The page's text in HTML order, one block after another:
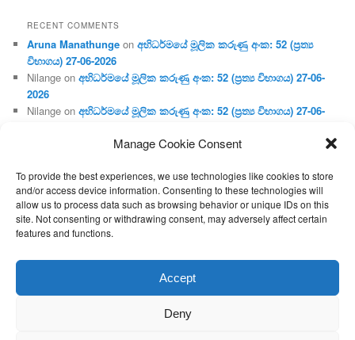
Manage Cookie Consent
To provide the best experiences, we use technologies like cookies to store
and/or access device information. Consenting to these technologies will
allow us to process data such as browsing behavior or unique IDs on this
site. Not consenting or withdrawing consent, may adversely affect certain
features and functions.
Accept
Deny
RECENT COMMENTS
Aruna Manathunge onඅභිධර්මයේ මූලික කරුණු අංක: 52 (ප්‍ර‍ත්‍ය
විභාගය) 27-06-2026
Nilange onඅභිධර්මයේ මූලික කරුණු අංක: 52 (ප්‍ර‍ත්‍ය විභාගය) 27-06-
2026
Nilange onඅභිධර්මයේ මූලික කරුණු අංක: 52 (ප්‍ර‍ත්‍ය විභාගය) 27-06-
Aruna Manathungeonඅභිධර්මයේ මූලික කරුණු අංක: 46 (හෘදය,
Gunaratneonඅභිධර්මයේ මූලික කරුණු අංක: 46 (හෘදය, ජීවිත,
ආහාර රූප) 02-05-2026
Proudly powered by WordPress